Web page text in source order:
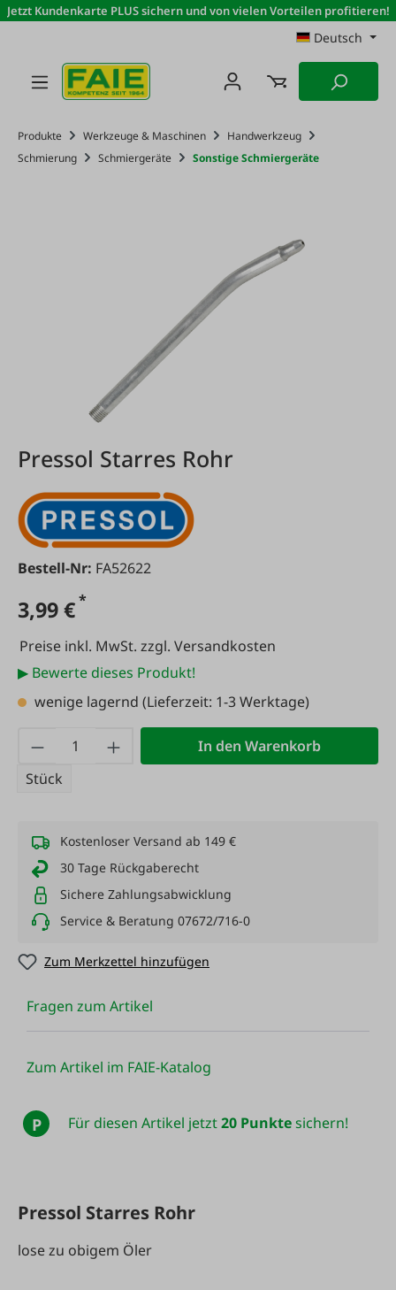
Zum Hauptinhalt springen
Jetzt Kundenkarte PLUS sichern und von vielen Vorteilen profitieren!
Deutsch
Produkte Werkzeuge & Maschinen
Handwerkzeug
Schmierung
Schmiergeräte Sonstige Schmiergeräte
Pressol Starres Rohr
Bestell-Nr: FA52622
3,99 €*
Preise inkl. MwSt. zzgl. Versandkosten
▶ Bewerte dieses Produkt!
wenige lagernd (Lieferzeit: 1-3 Werktage)
Produkt Anzahl: Gib den gewünschten
Stück
In den Warenkorb
Kostenloser Versand ab 149 €
30 Tage Rückgaberecht
Sichere Zahlungsabwicklung
Service & Beratung 07672/716-0
Zum Merkzettel hinzufügen
Fragen zum Artikel
Zum Artikel im FAIE-Katalog
P Für diesen Artikel jetzt20 Punktesichern!
Pressol Starres Rohr
lose zu obigem Öler